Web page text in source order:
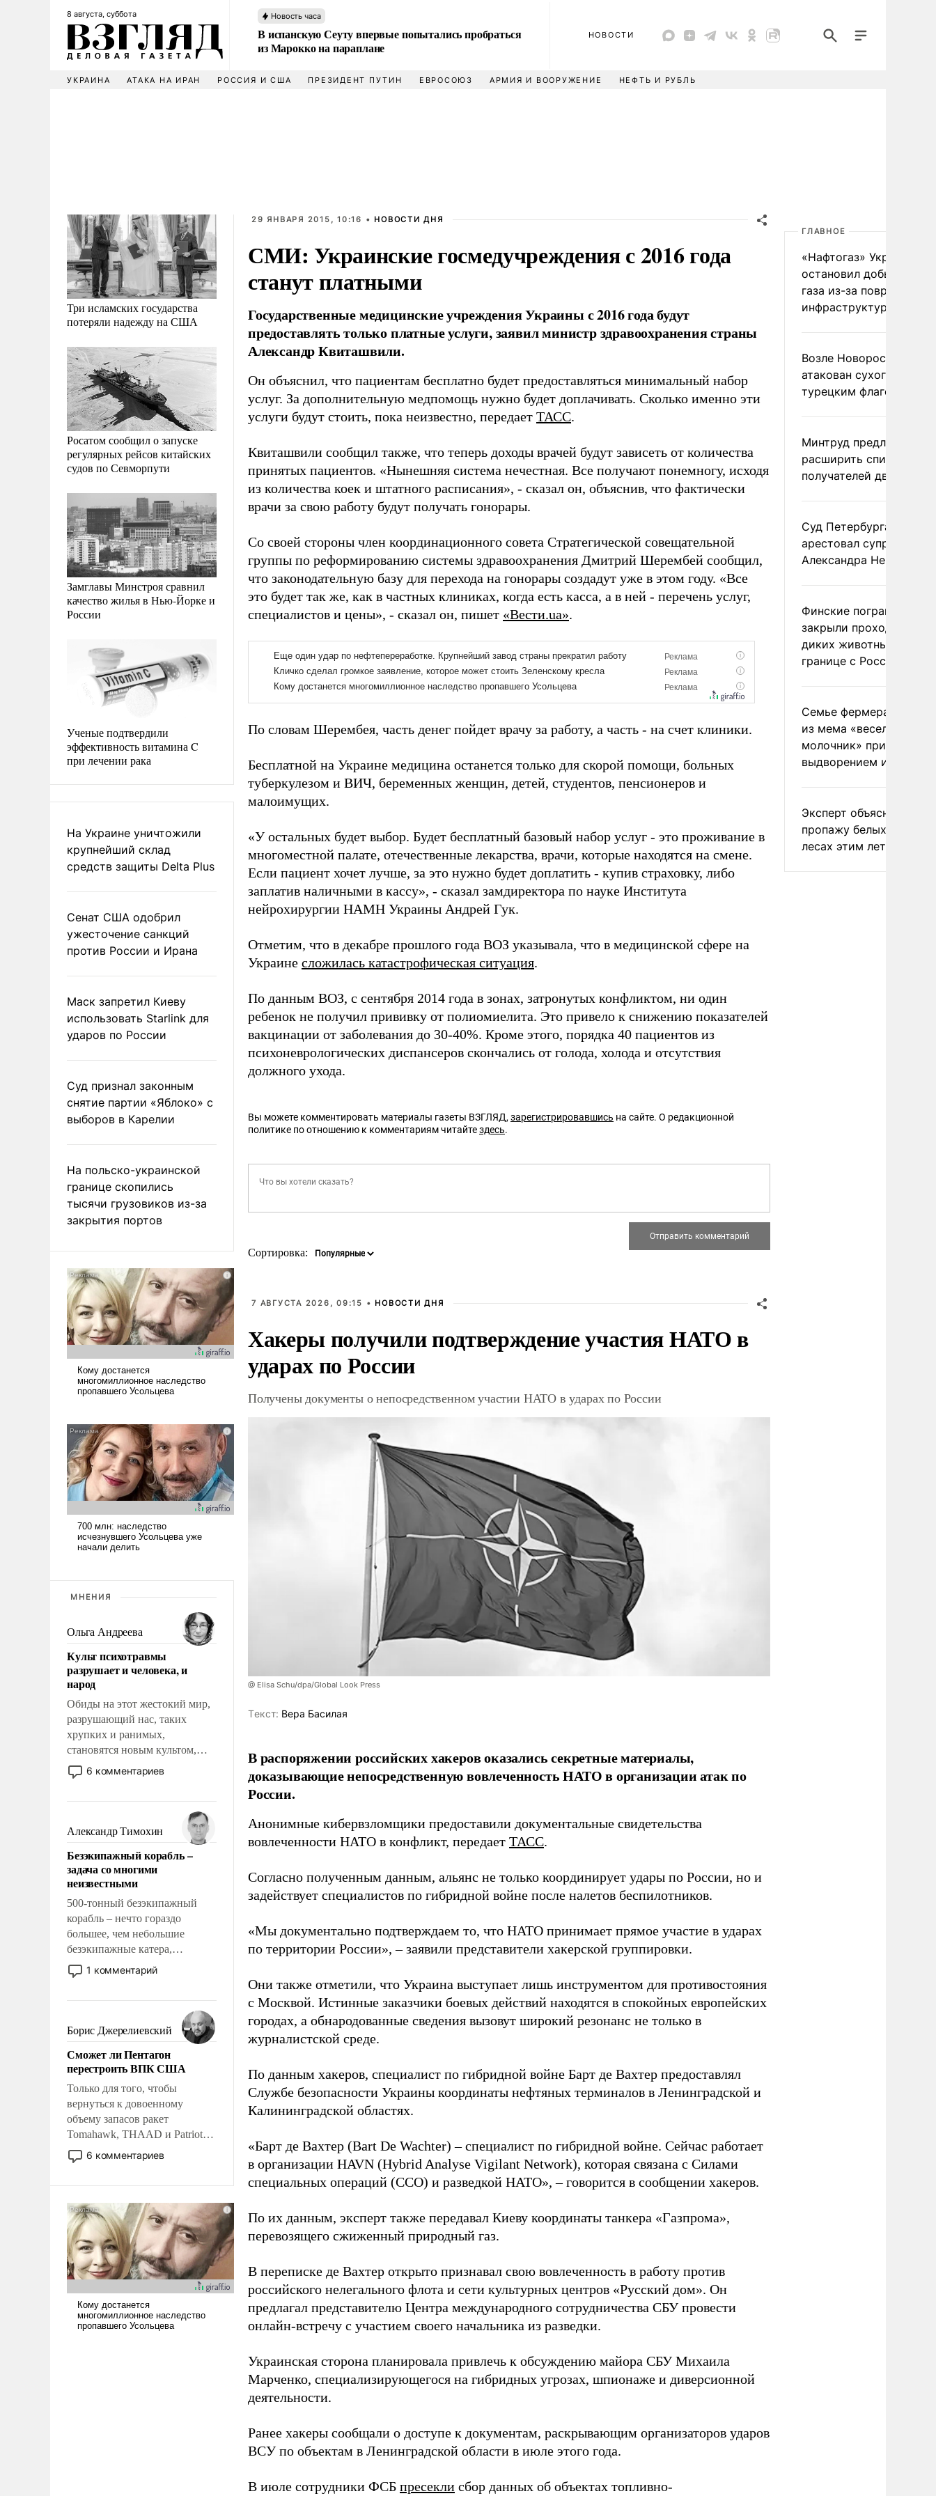
8 августа, суббота Новость часа
В испанскую Сеуту впервые попытались пробраться
из Марокко на параплане
НОВОСТИ
УКРАИНА АТАКА НА ИРАН РОССИЯ И США ПРЕЗИДЕНТ ПУТИН ЕВРОСОЮЗ АРМИЯ И ВООРУЖЕНИЕ НЕФТЬ И РУБЛЬ
Три исламских государства
потеряли надежду на США
Росатом сообщил о запуске
регулярных рейсов китайских
судов по Севморпути
Замглавы Минстроя сравнил
качество жилья в Нью-Йорке и
России
Ученые подтвердили
эффективность витамина C
при лечении рака
На Украине уничтожили
крупнейший склад
средств защиты Delta Plus
Сенат США одобрил
ужесточение санкций
против России и Ирана
Маск запретил Киеву
использовать Starlink для
ударов по России
Суд признал законным
снятие партии «Яблоко» с
выборов в Карелии
На польско-украинской
границе скопились
тысячи грузовиков из-за
закрытия портов
МНЕНИЯ
Ольга Андреева
Культ психотравмы
разрушает и человека, и
народ
Обиды на этот жестокий мир,
разрушающий нас, таких
хрупких и ранимых,
становятся новым культом,
постепенно вытесняя и
отменяя традиционное
мужественным и твердым под
ударами судьбы, брать на себя
ответственность, помогать
слабым, идти вперед и
адаптироваться.
6 комментариев
Александр Тимохин
Безэкипажный корабль –
задача со многими
неизвестными
500-тонный безэкипажный
корабль – нечто гораздо
большее, чем небольшие
безэкипажные катера,
применение которых уже
стало обыденностью. Задача по
сложна и амбициозна. Однако
и ее реализация радикально
поднимет наши боевые
возможности.
1 комментарий
Борис Джерелиевский
Сможет ли Пентагон
перестроить ВПК США
Только для того, чтобы
вернуться к довоенному
объему запасов ракет
Tomahawk, THAAD и Patriot
США потребуется более трех
лет. Даже небольшая война с
Сложившаяся ситуация
означает многолетний период
уязвимости США, например,
перед Китаем.
6 комментариев
29 ЯНВАРЯ 2015, 10:16 • НОВОСТИ ДНЯ
СМИ: Украинские госмедучреждения с 2016 года
станут платными
Государственные медицинские учреждения Украины с 2016 года будут
предоставлять только платные услуги, заявил министр здравоохранения страны
Александр Квиташвили.
Он объяснил, что пациентам бесплатно будет предоставляться минимальный набор
услуг. За дополнительную медпомощь нужно будет доплачивать. Сколько именно эти
услуги будут стоить, пока неизвестно, передает ТАСС.
Квиташвили сообщил также, что теперь доходы врачей будут зависеть от количества
принятых пациентов. «Нынешняя система нечестная. Все получают понемногу, исходя
из количества коек и штатного расписания», - сказал он, объяснив, что фактически
врачи за свою работу будут получать гонорары.
Со своей стороны член координационного совета Стратегической совещательной
группы по реформированию системы здравоохранения Дмитрий Шерембей сообщил,
что законодательную базу для перехода на гонорары создадут уже в этом году. «Все
это будет так же, как в частных клиниках, когда есть касса, а в ней - перечень услуг,
специалистов и цены», - сказал он, пишет «Вести.ua».
По словам Шерембея, часть денег пойдет врачу за работу, а часть - на счет клиники.
Бесплатной на Украине медицина останется только для скорой помощи, больных
туберкулезом и ВИЧ, беременных женщин, детей, студентов, пенсионеров и
малоимущих.
«У остальных будет выбор. Будет бесплатный базовый набор услуг - это проживание в
многоместной палате, отечественные лекарства, врачи, которые находятся на смене.
Если пациент хочет лучше, за это нужно будет доплатить - купив страховку, либо
заплатив наличными в кассу», - сказал замдиректора по науке Института
нейрохирургии НАМН Украины Андрей Гук.
Отметим, что в декабре прошлого года ВОЗ указывала, что в медицинской сфере на
Украине сложилась катастрофическая ситуация.
По данным ВОЗ, с сентября 2014 года в зонах, затронутых конфликтом, ни один
ребенок не получил прививку от полиомиелита. Это привело к снижению показателей
вакцинации от заболевания до 30-40%. Кроме этого, порядка 40 пациентов из
психоневрологических диспансеров скончались от голода, холода и отсутствия
должного ухода.
Вы можете комментировать материалы газеты ВЗГЛЯД, зарегистрировавшись на сайте. О редакционной
политике по отношению к комментариям читайтездесь.
Сортировка:
7 АВГУСТА 2026, 09:15 • НОВОСТИ ДНЯ
Хакеры получили подтверждение участия НАТО в
ударах по России
Получены документы о непосредственном участии НАТО в ударах по России
@ Elisa Schu/dpa/Global Look Press
Tекст: Вера Басилая
В распоряжении российских хакеров оказались секретные материалы,
доказывающие непосредственную вовлеченность НАТО в организации атак по
России.
Анонимные кибервзломщики предоставили документальные свидетельства
вовлеченности НАТО в конфликт, передает ТАСС.
Согласно полученным данным, альянс не только координирует удары по России, но и
задействует специалистов по гибридной войне после налетов беспилотников.
«Мы документально подтверждаем то, что НАТО принимает прямое участие в ударах
по территории России», – заявили представители хакерской группировки.
Они также отметили, что Украина выступает лишь инструментом для противостояния
с Москвой. Истинные заказчики боевых действий находятся в спокойных европейских
городах, а обнародованные сведения вызовут широкий резонанс не только в
журналистской среде.
По данным хакеров, специалист по гибридной войне Барт де Вахтер предоставлял
Службе безопасности Украины координаты нефтяных терминалов в Ленинградской и
Калининградской областях.
«Барт де Вахтер (Bart De Wachter) – специалист по гибридной войне. Сейчас работает
в организации HAVN (Hybrid Analyse Vigilant Network), которая связана с Силами
специальных операций (ССО) и разведкой НАТО», – говорится в сообщении хакеров.
По их данным, эксперт также передавал Киеву координаты танкера «Газпрома»,
перевозящего сжиженный природный газ.
В переписке де Вахтер открыто признавал свою вовлеченность в работу против
российского нелегального флота и сети культурных центров «Русский дом». Он
предлагал представителю Центра международного сотрудничества СБУ провести
онлайн-встречу с участием своего начальника из разведки.
Украинская сторона планировала привлечь к обсуждению майора СБУ Михаила
Марченко, специализирующегося на гибридных угрозах, шпионаже и диверсионной
деятельности.
Ранее хакеры сообщали о доступе к документам, раскрывающим организаторов ударов
ВСУ по объектам в Ленинградской области в июле этого года.
В июле сотрудники ФСБ пресекли сбор данных об объектах топливно-
ГЛАВНОЕ
«Нафтогаз» Украины
остановил добычу
газа из-за повреждения
инфраструктуры
Возле Новороссийска
атакован сухогруз под
турецким флагом
Минтруд предложил
расширить список
получателей двух
Суд Петербурга заочно
арестовал супругу
Александра Невзорова
Финские пограничники
закрыли проходы для
диких животных на
границе с Россией
Семье фермера
из мема «веселый
молочник» пригрозили
выдворением из
Эксперт объяснил
пропажу белых грибов
лесах этим летом